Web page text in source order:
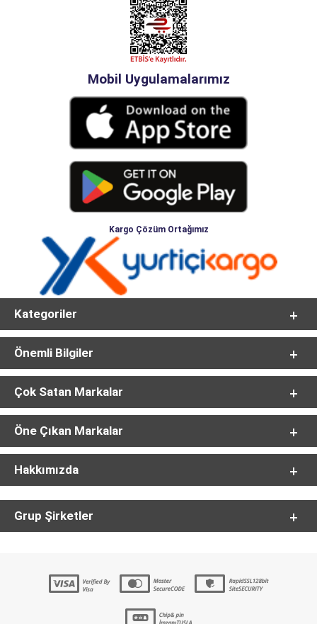
Mobil Uygulamalarımız
Kargo Çözüm Ortağımız
Kategoriler
Önemli Bilgiler
Çok Satan Markalar
Öne Çıkan Markalar
Hakkımızda
Grup Şirketler